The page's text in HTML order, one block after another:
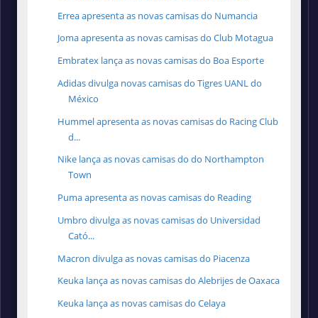
Errea apresenta as novas camisas do Numancia
Joma apresenta as novas camisas do Club Motagua
Embratex lança as novas camisas do Boa Esporte
Adidas divulga novas camisas do Tigres UANL do
México
Hummel apresenta as novas camisas do Racing Club
d...
Nike lança as novas camisas do do Northampton
Town
Puma apresenta as novas camisas do Reading
Umbro divulga as novas camisas do Universidad
Cató...
Macron divulga as novas camisas do Piacenza
Keuka lança as novas camisas do Alebrijes de Oaxaca
Keuka lança as novas camisas do Celaya